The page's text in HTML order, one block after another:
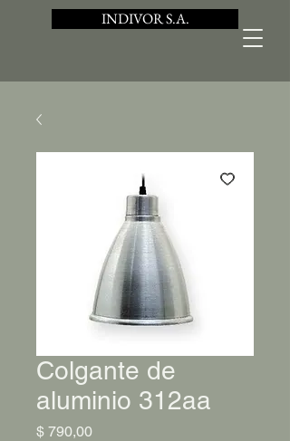
INDIVOR S.A.
Colgante de
aluminio 312aa
$ 790,00Precio